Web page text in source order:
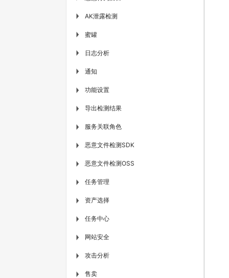
▶ AK泄露检测
▶ 蜜罐
▶ 日志分析
▶ 通知
▶ 功能设置
▶ 导出检测结果
▶ 服务关联角色
▶ 恶意文件检测SDK
▶ 恶意文件检测OSS
▶ 任务管理
▶ 资产选择
▶ 任务中心
▶ 网站安全
▶ 攻击分析
▶ 售卖